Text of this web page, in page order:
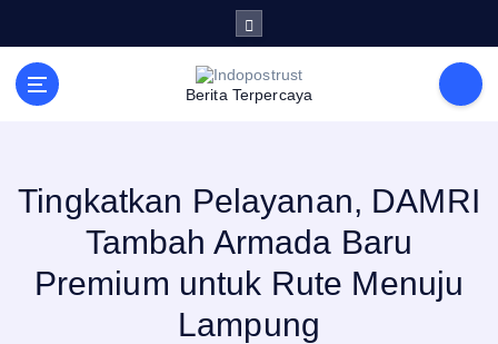
i
Berita Terpercaya
Tingkatkan Pelayanan, DAMRI
Tambah Armada Baru
Premium untuk Rute Menuju
Lampung